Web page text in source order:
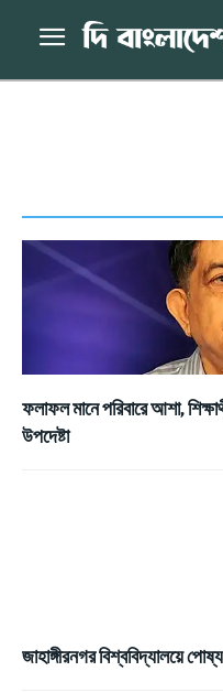
ফলাফল মানে পরিবারে আশা,
উপদেষ্টা
জাহাঙ্গীরনগর বিশ্ববিদ্যালয়ে